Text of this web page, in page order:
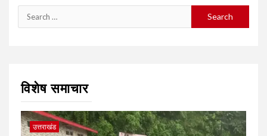
Search
for:
विशेष समाचार
उत्तराखंड